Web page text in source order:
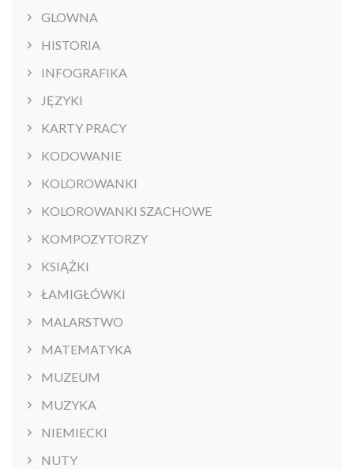
GLOWNA
HISTORIA
INFOGRAFIKA
JĘZYKI
KARTY PRACY
KODOWANIE
KOLOROWANKI
KOLOROWANKI SZACHOWE
KOMPOZYTORZY
KSIĄŻKI
ŁAMIGŁÓWKI
MALARSTWO
MATEMATYKA
MUZEUM
MUZYKA
NIEMIECKI
NUTY